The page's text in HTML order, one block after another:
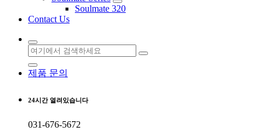
Soulmate 320
Contact Us
검
색:
제품 문의
24시간 열려있습니다
031-676-5672